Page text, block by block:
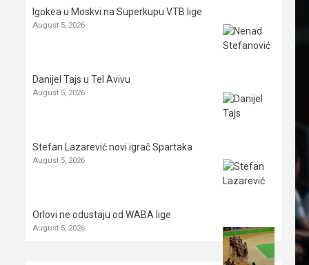
Igokea u Moskvi na Superkupu VTB lige
August 5, 2026
Danijel Tajs u Tel Avivu
August 5, 2026
Stefan Lazarević novi igrač Spartaka
August 5, 2026
Orlovi ne odustaju od WABA lige
August 5, 2026